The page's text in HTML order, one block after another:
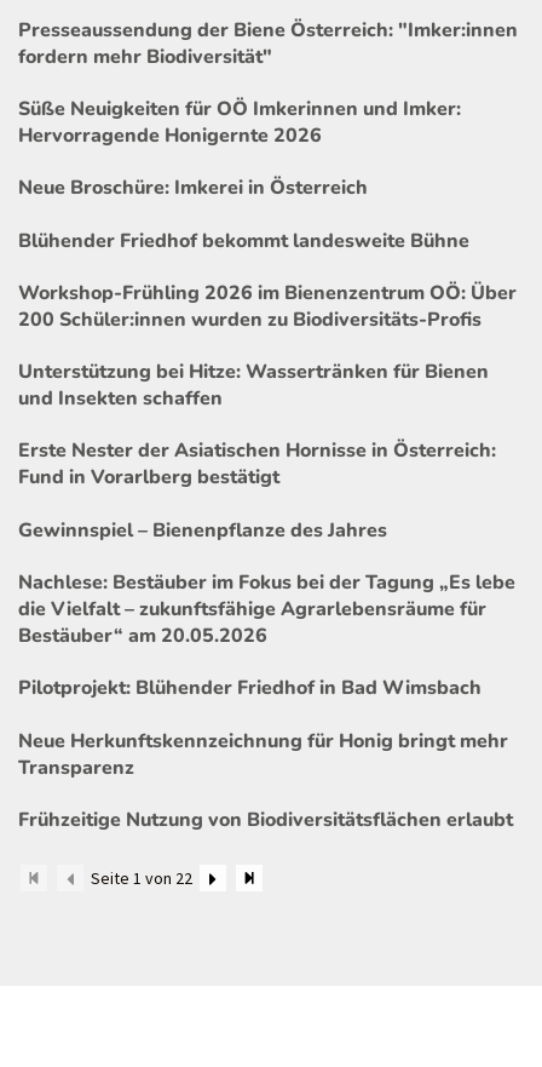
Presseaussendung der Biene Österreich: "Imker:innen
fordern mehr Biodiversität"
Süße Neuigkeiten für OÖ Imkerinnen und Imker:
Hervorragende Honigernte 2026
Neue Broschüre: Imkerei in Österreich
Blühender Friedhof bekommt landesweite Bühne
Workshop-Frühling 2026 im Bienenzentrum OÖ: Über
200 Schüler:innen wurden zu Biodiversitäts-Profis
Unterstützung bei Hitze: Wassertränken für Bienen
und Insekten schaffen
Erste Nester der Asiatischen Hornisse in Österreich:
Fund in Vorarlberg bestätigt
Gewinnspiel – Bienenpflanze des Jahres
Nachlese: Bestäuber im Fokus bei der Tagung „Es lebe
die Vielfalt – zukunftsfähige Agrarlebensräume für
Bestäuber“ am 20.05.2026
Pilotprojekt: Blühender Friedhof in Bad Wimsbach
Neue Herkunftskennzeichnung für Honig bringt mehr
Transparenz
Frühzeitige Nutzung von Biodiversitätsflächen erlaubt
Seite 1 von 22